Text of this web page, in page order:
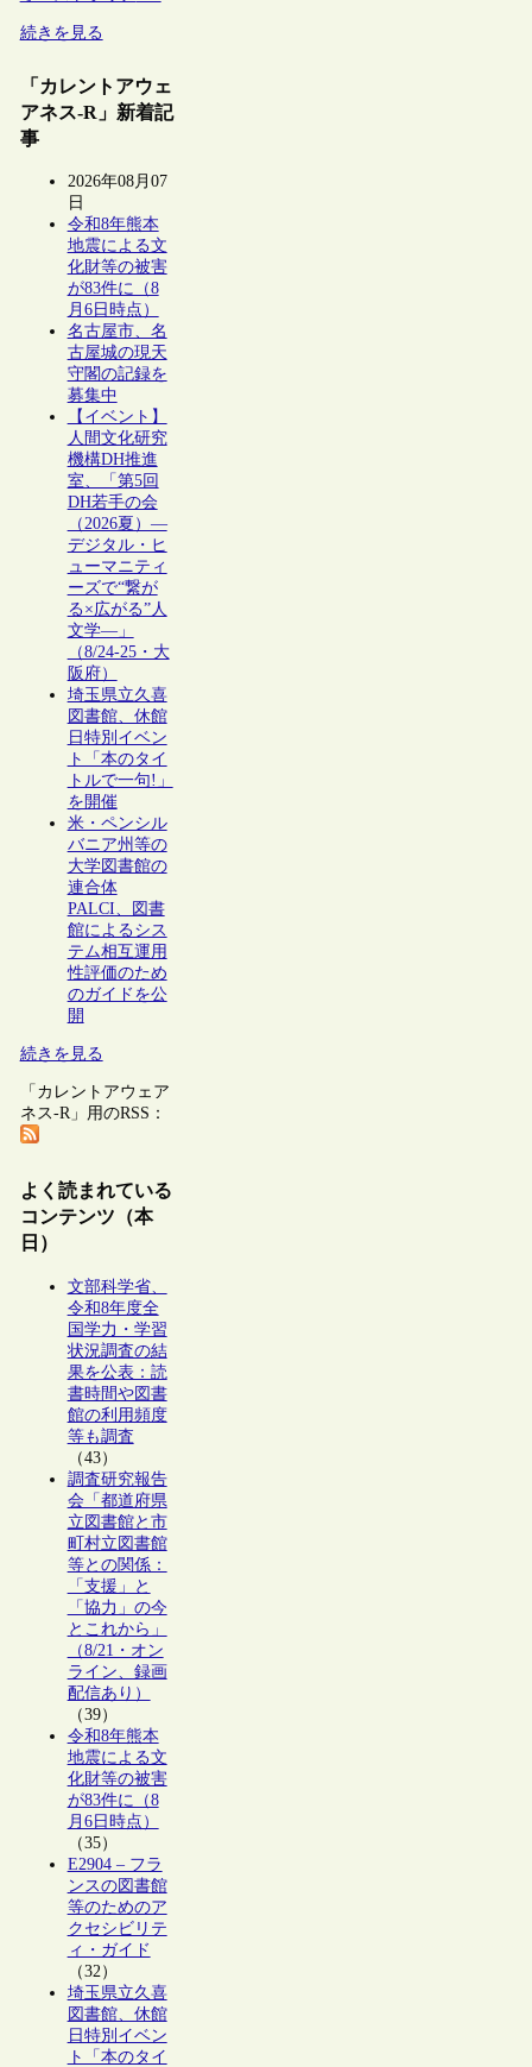
続きを見る
「カレントアウェ
アネス-R」新着記
事
2026年08月07
日
令和8年熊本
地震による文
化財等の被害
が83件に（8
月6日時点）
名古屋市、名
古屋城の現天
守閣の記録を
募集中
【イベント】
人間文化研究
機構DH推進
室、「第5回
DH若手の会
（2026夏）―
デジタル・ヒ
ューマニティ
ーズで“繋が
る×広がる”人
文学―」
（8/24-25・大
阪府）
埼玉県立久喜
図書館、休館
日特別イベン
ト「本のタイ
トルで一句!」
を開催
米・ペンシル
バニア州等の
大学図書館の
連合体
PALCI、図書
館によるシス
テム相互運用
性評価のため
のガイドを公
開
続きを見る
「カレントアウェア
ネス-R」用のRSS：
よく読まれている
コンテンツ（本
日）
文部科学省、
令和8年度全
国学力・学習
状況調査の結
果を公表：読
書時間や図書
館の利用頻度
等も調査
（43）
調査研究報告
会「都道府県
立図書館と市
町村立図書館
等との関係：
「支援」と
「協力」の今
とこれから」
（8/21・オン
ライン、録画
配信あり）
（39）
令和8年熊本
地震による文
化財等の被害
が83件に（8
月6日時点）
（35）
E2904 – フラ
ンスの図書館
等のためのア
クセシビリテ
ィ・ガイド
（32）
埼玉県立久喜
図書館、休館
日特別イベン
ト「本のタイ